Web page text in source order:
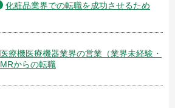
化粧品業界での転職を成功させるため
医療機医療機器業界の営業（業界未経験・
MRからの転職